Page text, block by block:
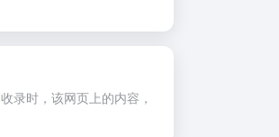
收录时，该网页上的内容，